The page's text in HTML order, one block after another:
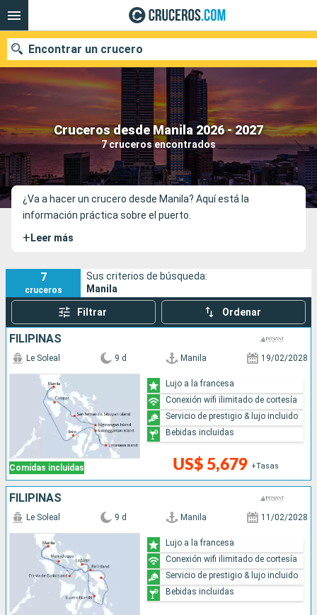
Cruceros desde Manila 2026 - 2027
7 cruceros encontrados
Encontrar un crucero
Nuestros destinos
Fecha de salida
Puertos Compañías
¿Va a hacer un crucero desde Manila? Aquí está la
información práctica sobre el puerto.
+ Leer más
7
cruceros
Sus criterios de búsqueda:
Manila
Filtrar Ordenar
FILIPINAS
Comidas incluidas
Le Soleal 9 d Manila 19/02/2028
US$ 5,679 +Tasas
Lujo a la francesa
Conexión wifi ilimitado de cortesía
Servicio de prestigio & lujo incluido
Bebidas incluidas
FILIPINAS
Le Soleal 9 d Manila 11/02/2028
Lujo a la francesa
Conexión wifi ilimitado de cortesía
Servicio de prestigio & lujo incluido
Bebidas incluidas